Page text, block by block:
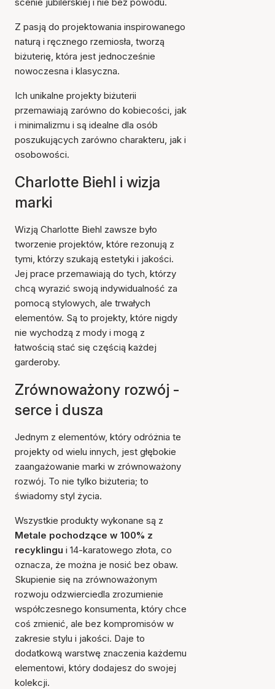
Z pasją do projektowania inspirowanego
naturą i ręcznego rzemiosła, tworzą
biżuterię, która jest jednocześnie
nowoczesna i klasyczna.
Ich unikalne projekty biżuterii
przemawiają zarówno do kobiecości, jak
i minimalizmu i są idealne dla osób
poszukujących zarówno charakteru, jak i
osobowości.
Charlotte Biehl i wizja
marki
Wizją Charlotte Biehl zawsze było
tworzenie projektów, które rezonują z
tymi, którzy szukają estetyki i jakości.
Jej prace przemawiają do tych, którzy
chcą wyrazić swoją indywidualność za
pomocą stylowych, ale trwałych
elementów. Są to projekty, które nigdy
nie wychodzą z mody i mogą z
łatwością stać się częścią każdej
garderoby.
Zrównoważony rozwój -
serce i dusza
Jednym z elementów, który odróżnia te
projekty od wielu innych, jest głębokie
zaangażowanie marki w zrównoważony
rozwój. To nie tylko biżuteria; to
świadomy styl życia.
Wszystkie produkty wykonane są z
Metale pochodzące w 100% z
recyklingu i 14-karatowego złota, co
oznacza, że można je nosić bez obaw.
Skupienie się na zrównoważonym
rozwoju odzwierciedla zrozumienie
współczesnego konsumenta, który chce
coś zmienić, ale bez kompromisów w
zakresie stylu i jakości. Daje to
dodatkową warstwę znaczenia każdemu
elementowi, który dodajesz do swojej
kolekcji.